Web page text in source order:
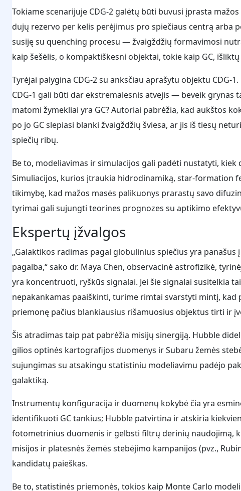
Tokiame scenarijuje CDG-2 galėtų būti buvusi įprasta
dujų rezervo per kelis perėjimus pro spiečiaus centrą arba
susiję su quenching procesu — žvaigždžių formavimosi
kaip šešėlis, o kompaktiškesni objektai, tokie kaip GC,
Tyrėjai palygina CDG-2 su anksčiau aprašytu objektu CDG-
CDG-1 gali būti dar ekstremalesnis atvejis — beveik grynas
matomi žymekliai yra GC? Autoriai pabrėžia, kad aukštos
po jo GC slepiasi blanki žvaigždžių šviesa, ar jis iš tiesų
spiečių ribų.
Be to, modeliavimas ir simulacijos gali padėti nustatyti,
Simuliacijos, kurios įtraukia hidrodinamiką, star-formation
tikimybę, kad mažos masės palikuonys prarastų savo
tyrimai gali sujungti teorines prognozes su aptikimo
Ekspertų įžvalgos
„Galaktikos radimas pagal globulinius spiečius yra
pagalba,“ sako dr. Maya Chen, observacinė astrofizikė,
yra koncentruoti, ryškūs signalai. Jei šie signalai susitelkia
nepakankamas paaiškinti, turime rimtai svarstyti mintį, kad
priemonę pačius blankiausius rišamuosius objektus tirti ir
Šis atradimas taip pat pabrėžia misijų sinergiją. Hubble
gilios optinės kartografijos duomenys ir Subaru žemės
sujungimas su atsakingu statistiniu modeliavimu padėjo
galaktiką.
Instrumentų konfiguracija ir duomenų kokybė čia yra
identifikuoti GC tankius; Hubble patvirtina ir atskiria
fotometrinius duomenis ir gelbsti filtrų derinių naudojimą,
misijos ir platesnės žemės stebėjimo kampanijos (pvz.,
kandidatų paieškas.
Be to, statistinės priemonės, tokios kaip Monte Carlo